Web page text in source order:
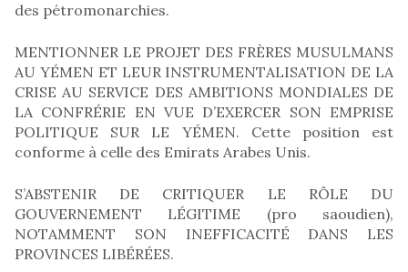
des pétromonarchies.
MENTIONNER LE PROJET DES FRÈRES MUSULMANS
AU YÉMEN ET LEUR INSTRUMENTALISATION DE LA
CRISE AU SERVICE DES AMBITIONS MONDIALES DE
LA CONFRÉRIE EN VUE D’EXERCER SON EMPRISE
POLITIQUE SUR LE YÉMEN. Cette position est
conforme à celle des Emirats Arabes Unis.
S’ABSTENIR DE CRITIQUER LE RÔLE DU
GOUVERNEMENT LÉGITIME (pro saoudien),
NOTAMMENT SON INEFFICACITÉ DANS LES
PROVINCES LIBÉRÉES.